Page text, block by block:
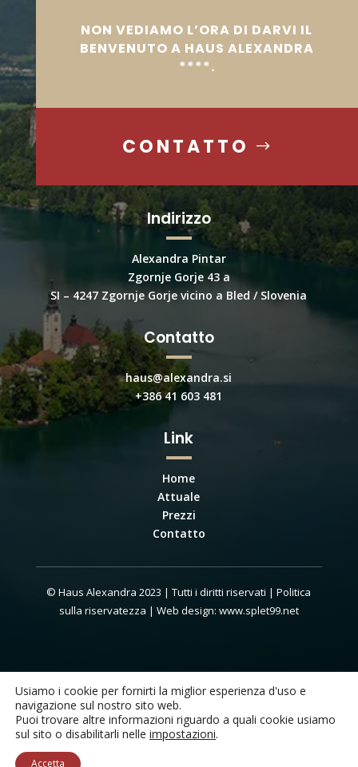
NON VEDIAMO L’ORA DI DARVI IL
BENVENUTO A HAUS ALEXANDRA
****.
CONTATTO
Indirizzo
Alexandra Pintar
Zgornje Gorje 43 a
SI – 4247 Zgornje Gorje vicino a Bled / Slovenia
Contatto
haus@alexandra.si
+386 41 603 481
Link
Home
Attuale
Prezzi
Contatto
© Haus Alexandra 2023 | Tutti i diritti riservati |Politica
sulla riservatezza | Web design: www.splet99.net
Usiamo i cookie per fornirti la miglior esperienza d'uso e
navigazione sul nostro sito web.
Puoi trovare altre informazioni riguardo a quali cookie usiamo
sul sito o disabilitarli nelle impostazioni.
Accetta
English